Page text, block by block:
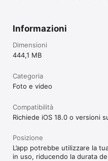
Informazioni
Dimensioni
444,1 MB
Categoria
Foto e video
Compatibilità
Richiede iOS 18.0 o versioni
Posizione
L’app potrebbe utilizzare la
in uso, riducendo la durata